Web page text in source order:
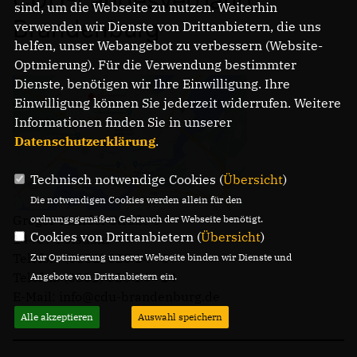
Brandenburg
Gregor-Mendel-Straße 3
14469 Potsdam
Telefon: (0331) 620 14 - 0
Telefax: (0331) 620 14 - 14
sind, um die Webseite zu nutzen. Weiterhin
verwenden wir Dienste von Drittanbietern, die uns
helfen, unser Webangebot zu verbessern (Website-
Optmierung). Für die Verwendung bestimmter
Dienste, benötigen wir Ihre Einwilligung. Ihre
Einwilligung können Sie jederzeit widerrufen. Weitere
Informationen finden Sie in unserer
Datenschutzerklärung.
Technisch notwendige Cookies (Übersicht)
Die notwendigen Cookies werden allein für den
ordnungsgemäßen Gebrauch der Webseite benötigt.
Cookies von Drittanbietern (Übersicht)
Zur Optimierung unserer Webseite binden wir Dienste und
Angebote von Drittanbietern ein.
Alle akzeptieren Auswahl speichern